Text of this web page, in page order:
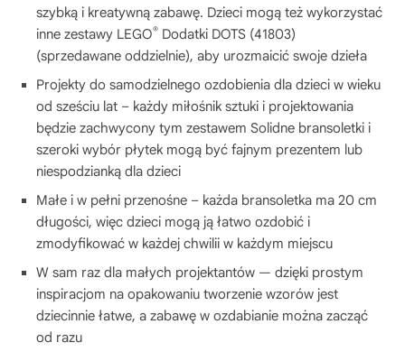
szybką i kreatywną zabawę. Dzieci mogą też wykorzystać
inne zestawy LEGO® Dodatki DOTS (41803)
(sprzedawane oddzielnie), aby urozmaicić swoje dzieła
Projekty do samodzielnego ozdobienia dla dzieci w wieku
od sześciu lat – każdy miłośnik sztuki i projektowania
będzie zachwycony tym zestawem Solidne bransoletki i
szeroki wybór płytek mogą być fajnym prezentem lub
niespodzianką dla dzieci
Małe i w pełni przenośne – każda bransoletka ma 20 cm
długości, więc dzieci mogą ją łatwo ozdobić i
zmodyfikować w każdej chwilii w każdym miejscu
W sam raz dla małych projektantów — dzięki prostym
inspiracjom na opakowaniu tworzenie wzorów jest
dziecinnie łatwe, a zabawę w ozdabianie można zacząć
od razu